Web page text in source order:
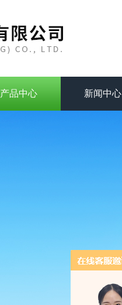
产品中心 新闻中心